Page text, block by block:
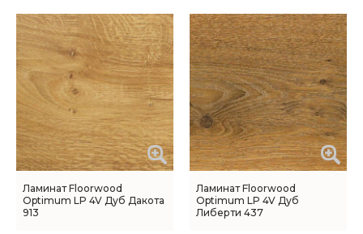
Ламинат Floorwood
Optimum LP 4V Дуб Дакота
913
Ламинат Floorwood
Optimum LP 4V Дуб
Либерти 437